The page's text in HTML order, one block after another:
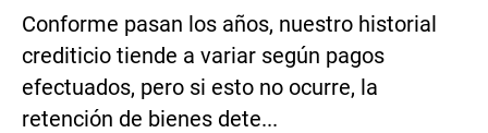
Conforme pasan los años, nuestro historial
crediticio tiende a variar según pagos
efectuados, pero si esto no ocurre, la
retención de bienes dete...